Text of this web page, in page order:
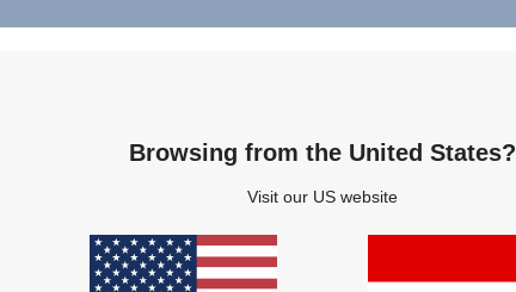
Browsing from the United States?
Visit our US website